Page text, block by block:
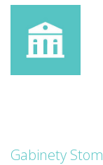
Gabinety